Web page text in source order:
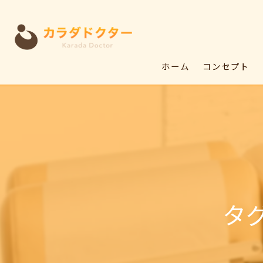
ホーム コンセプト
タ